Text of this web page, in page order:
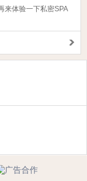
来体验一下私密SPA